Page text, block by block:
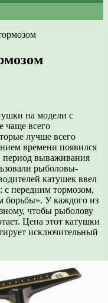
на модели с
чаще всего
лучше всего
времени появился
период вываживания
рыболовы-
катушек ввел
с передним тормозом,
борьбы». У каждого из
чтобы рыболову
Цена этот катушки
исключительный